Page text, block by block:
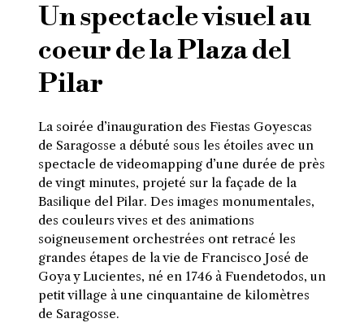
Un spectacle visuel au
coeur de la Plaza del
Pilar
La soirée d’inauguration des Fiestas Goyescas
de Saragosse a débuté sous les étoiles avec un
spectacle de videomapping d’une durée de près
de vingt minutes, projeté sur la façade de la
Basilique del Pilar. Des images monumentales,
des couleurs vives et des animations
soigneusement orchestrées ont retracé les
grandes étapes de la vie de Francisco José de
Goya y Lucientes, né en 1746 à Fuendetodos, un
petit village à une cinquantaine de kilomètres
de Saragosse.